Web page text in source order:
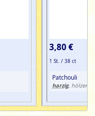
3,80 €
1 St. / 38 ct
Patchouli
harzig, hölzern,